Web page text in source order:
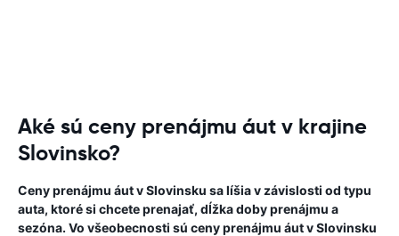
Aké sú ceny prenájmu áut v krajine
Slovinsko?
Ceny prenájmu áut v Slovinsku sa líšia v závislosti od typu
auta, ktoré si chcete prenajať, dĺžka doby prenájmu a
sezóna. Vo všeobecnosti sú ceny prenájmu áut v Slovinsku